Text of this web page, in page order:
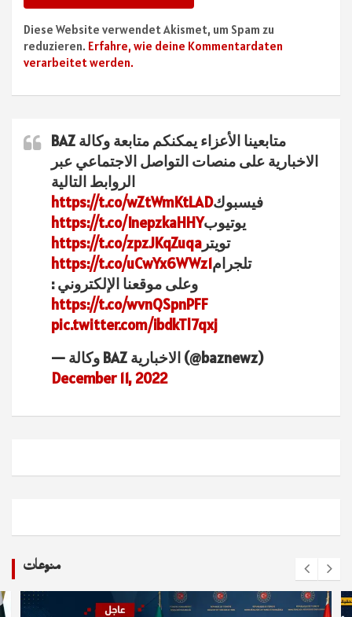
Diese Website verwendet Akismet, um Spam zu
reduzieren. Erfahre, wie deine Kommentardaten
verarbeitet werden.
متابعينا الأعزاء يمكنكم متابعة وكالة BAZ
الاخبارية على منصات التواصل الاجتماعي عبر
الروابط التالية
فيسبوكhttps://t.co/wZtWmKtLAD
يوتيوبhttps://t.co/InepzkaHHY
تويتر https://t.co/zpzJKqZuqa
تلجرامhttps://t.co/uCwYx6WWz1
وعلى موقعنا الإلكتروني :
https://t.co/wvnQSpnPFF
pic.twitter.com/ibdkTl7qxj
— وكالة BAZ الاخبارية (@baznewz)
December 11, 2022
منوعات